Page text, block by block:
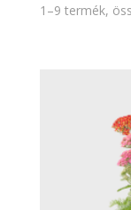
1–9 termék,